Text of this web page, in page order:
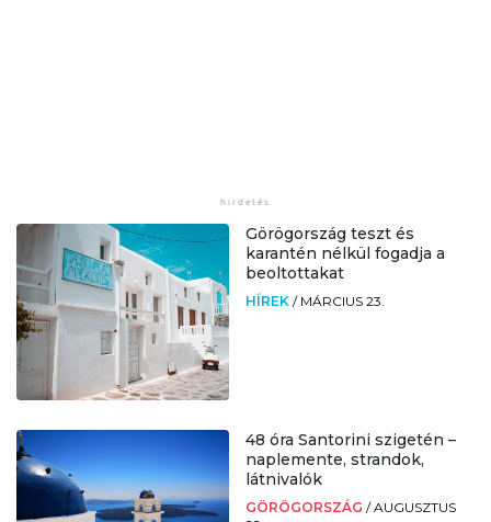
Görögország teszt és
karantén nélkül fogadja a
beoltottakat
HÍREK / MÁRCIUS 23.
48 óra Santorini szigetén –
naplemente, strandok,
látnivalók
GÖRÖGORSZÁG /AUGUSZTUS